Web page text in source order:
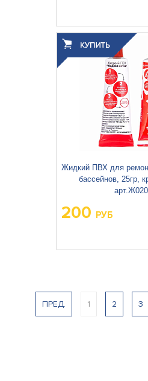
Жидкий ПВХ для
бассейнов, 25гр,
200 РУБ
ПРЕД. 1 2 3